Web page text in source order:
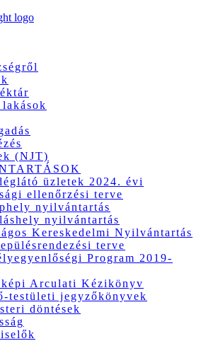
(NJT)
üzletek 2024. évi
ellenőrzési terve
nyilvántartás
nyilvántartás
Kereskedelmi Nyilvántartás
terve
Program 2019-
Arculati Kézikönyv
testületi jegyzőkönyvek
döntések